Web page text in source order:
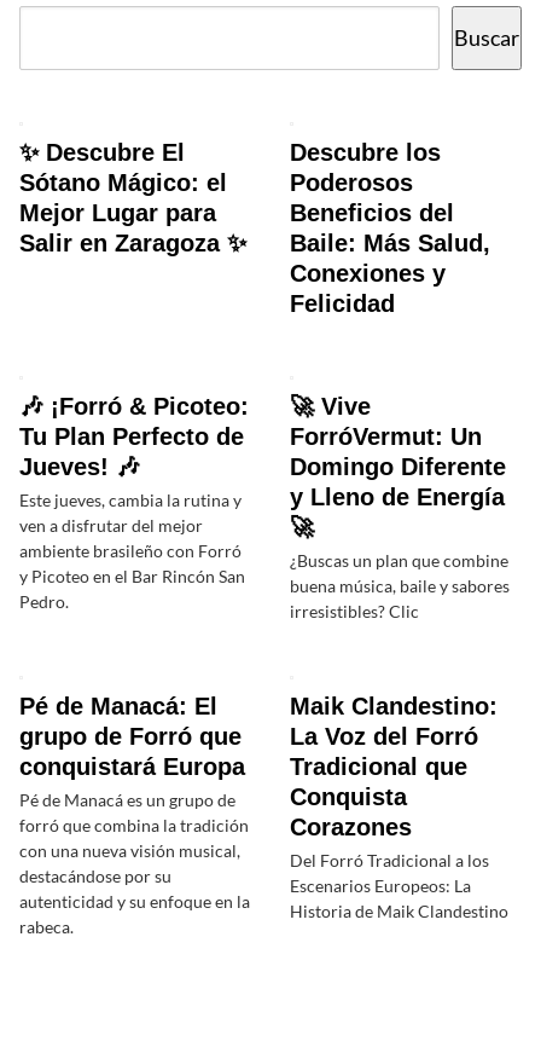
Buscar
✨ Descubre El
Sótano Mágico: el
Mejor Lugar para
Salir en Zaragoza ✨
Descubre los
Poderosos
Beneficios del
Baile: Más Salud,
Conexiones y
Felicidad
🎶 ¡Forró & Picoteo:
Tu Plan Perfecto de
Jueves! 🎶
Este jueves, cambia la rutina y
ven a disfrutar del mejor
ambiente brasileño con Forró
y Picoteo en el Bar Rincón San
Pedro.
🚀 Vive
ForróVermut: Un
Domingo Diferente
y Lleno de Energía
🚀
¿Buscas un plan que combine
buena música, baile y sabores
irresistibles? Clic
Pé de Manacá: El
grupo de Forró que
conquistará Europa
Pé de Manacá es un grupo de
forró que combina la tradición
con una nueva visión musical,
destacándose por su
autenticidad y su enfoque en la
rabeca.
Maik Clandestino:
La Voz del Forró
Tradicional que
Conquista
Corazones
Del Forró Tradicional a los
Escenarios Europeos: La
Historia de Maik Clandestino